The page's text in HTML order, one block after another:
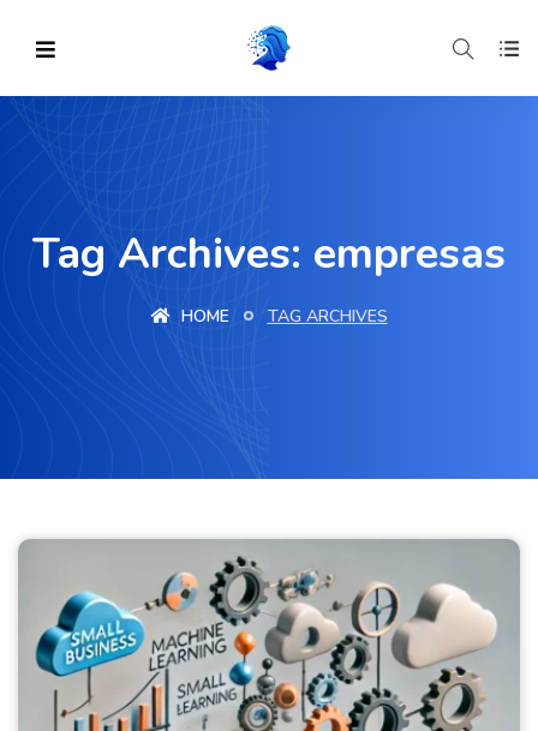
Tag Archives: empresas
HOME TAG ARCHIVES